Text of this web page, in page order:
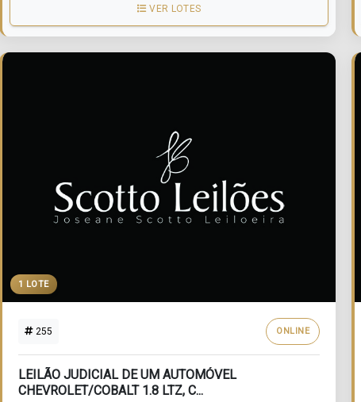
VER LOTES
1 LOTE
255 ONLINE
LEILÃO JUDICIAL DE UM AUTOMÓVEL
CHEVROLET/COBALT 1.8 LTZ, C...